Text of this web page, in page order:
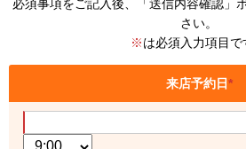
必須事項をご記入後、「送信内容確認」
さい。
※は必須入力項目で
来店予約日*